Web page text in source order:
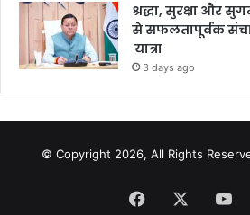
श्रद्धा, सुरक्षा और
से सफलतापूर्वक
यात्रा
3 days ago
© Copyright 2026, All Rights
Facebook